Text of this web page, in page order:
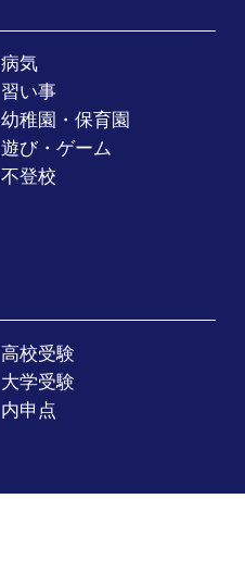
病気
習い事
幼稚園・保育園
遊び・ゲーム
不登校
高校受験
大学受験
内申点